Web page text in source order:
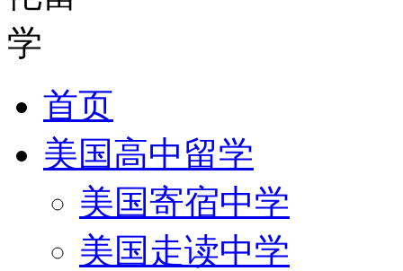
首页
美国高中留学
美国寄宿中学
美国走读中学